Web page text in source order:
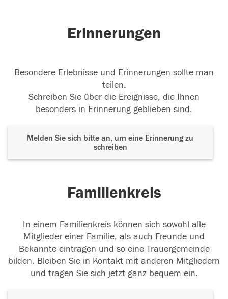
Erinnerungen
Besondere Erlebnisse und Erinnerungen sollte man
teilen.
Schreiben Sie über die Ereignisse, die Ihnen
besonders in Erinnerung geblieben sind.
Melden Sie sich bitte an, um eine Erinnerung zu
schreiben
Familienkreis
In einem Familienkreis können sich sowohl alle
Mitglieder einer Familie, als auch Freunde und
Bekannte eintragen und so eine Trauergemeinde
bilden. Bleiben Sie in Kontakt mit anderen Mitgliedern
und tragen Sie sich jetzt ganz bequem ein.